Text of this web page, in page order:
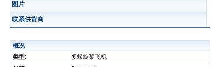
图片
联系供货商
概况
类型:
多螺旋桨飞机